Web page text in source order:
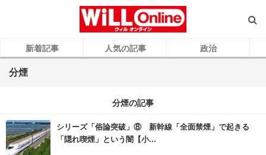
新着記事 人気の記事 政治
分煙
分煙の記事
シリーズ「俗論突破」⑧ 新幹線「全面禁煙」で起きる
「隠れ喫煙」という闇【小...